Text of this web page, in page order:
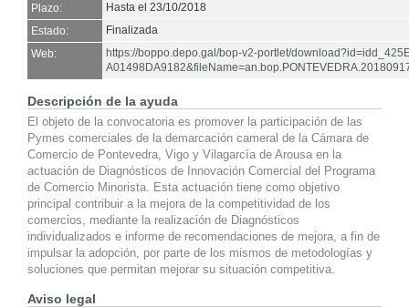
Plazo:
Hasta el 23/10/2018
Estado:
Finalizada
Web:
https://boppo.depo.gal/bop-v2-portlet/
Descripción de la ayuda
El objeto de la convocatoria es promover la participación de las
Pymes comerciales de la demarcación cameral de la Cámara de
Comercio de Pontevedra, Vigo y Vilagarcía de Arousa en la
actuación de Diagnósticos de Innovación Comercial del Programa
de Comercio Minorista. Esta actuación tiene como objetivo
principal contribuir a la mejora de la competitividad de los
comercios, mediante la realización de Diagnósticos
individualizados e informe de recomendaciones de mejora, a fin de
impulsar la adopción, por parte de los mismos de metodologías y
soluciones que permitan mejorar su situación competitiva.
Aviso legal